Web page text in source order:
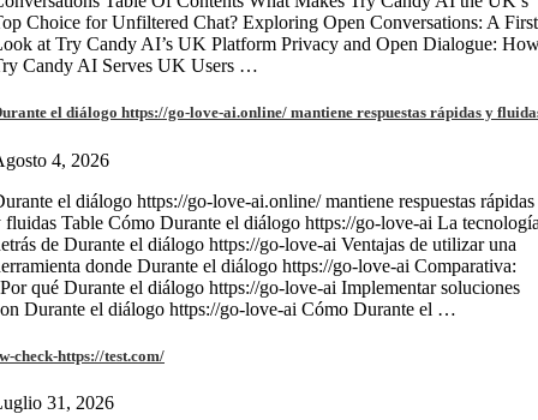
Choice for Unfiltered Chat? Exploring Open Conversations: A First
at Try Candy AI’s UK Platform Privacy and Open Dialogue:
Candy AI Serves UK Users …
el diálogo https://go-love-ai.online/ mantiene respuestas rápidas y
4, 2026
el diálogo https://go-love-ai.online/ mantiene respuestas rápidas
fluidas Table Cómo Durante el diálogo https://go-love-ai La
de Durante el diálogo https://go-love-ai Ventajas de utilizar una
donde Durante el diálogo https://go-love-ai Comparativa:
qué Durante el diálogo https://go-love-ai Implementar soluciones
Durante el diálogo https://go-love-ai Cómo Durante el …
check-https://test.com/
31, 2026